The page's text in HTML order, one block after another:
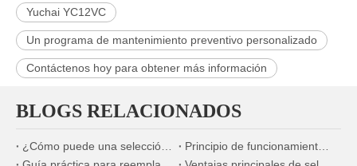
Yuchai YC12VC
Un programa de mantenimiento preventivo personalizado
Contáctenos hoy para obtener más información
BLOGS RELACIONADOS